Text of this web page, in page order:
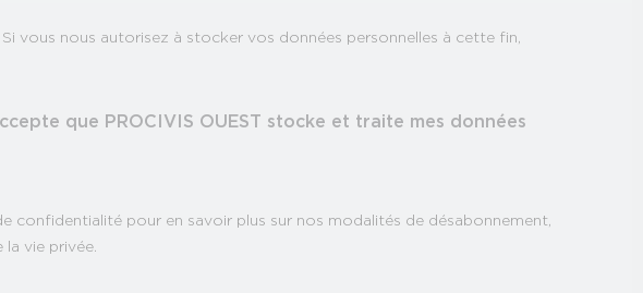
vous nous autorisez à stocker vos données personnelles à cette fin,
que PROCIVIS OUEST stocke et traite mes données
pour en savoir plus sur nos modalités de désabonnement,
vie privée.